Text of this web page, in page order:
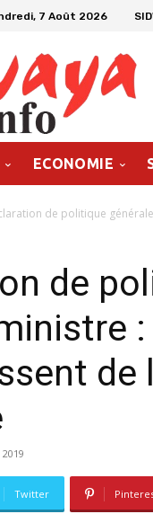
7 Août 2026
ECONOMIE
de politique
de
de
Twitter